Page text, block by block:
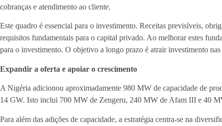
cobranças e atendimento ao cliente.
Este quadro é essencial para o investimento. Receitas previsíveis,
requisitos fundamentais para o capital privado. Ao melhorar estes
para o investimento. O objetivo a longo prazo é atrair investimento
Expandir a oferta e apoiar o crescimento
A Nigéria adicionou aproximadamente 980 MW de capacidade de
14 GW. Isto inclui 700 MW de Zengeru, 240 MW de Afam III e 40
Para além das adições de capacidade, a estratégia centra-se na